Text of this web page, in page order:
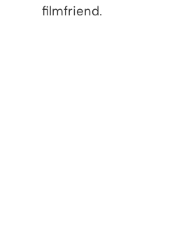
filmfriend.